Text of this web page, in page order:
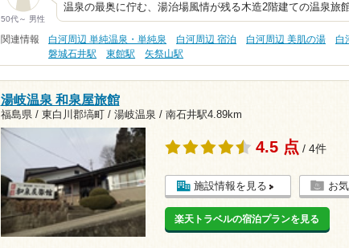
50代～ 男性
温泉の最奥に佇む、湯治場風情が残る木造2階建ての温泉旅
関連情報 白河周辺 単純温泉・単純泉 白河周辺 宿泊 白河周辺 美肌の湯 白
磐城石井駅
東館駅 矢祭山駅
湯岐温泉 和泉屋旅館
福島県 / 東白川郡塙町 / 湯岐温泉 / 南石井駅4.89km
4.5 点 / 4件
施設情報を見る お
楽天トラベルの宿泊プランを見る